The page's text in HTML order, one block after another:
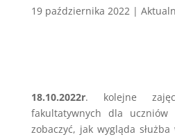
19 października 2022|
18.10.2022r. kolejne
fakultatywnych dla uczniów
zobaczyć, jak wygląda